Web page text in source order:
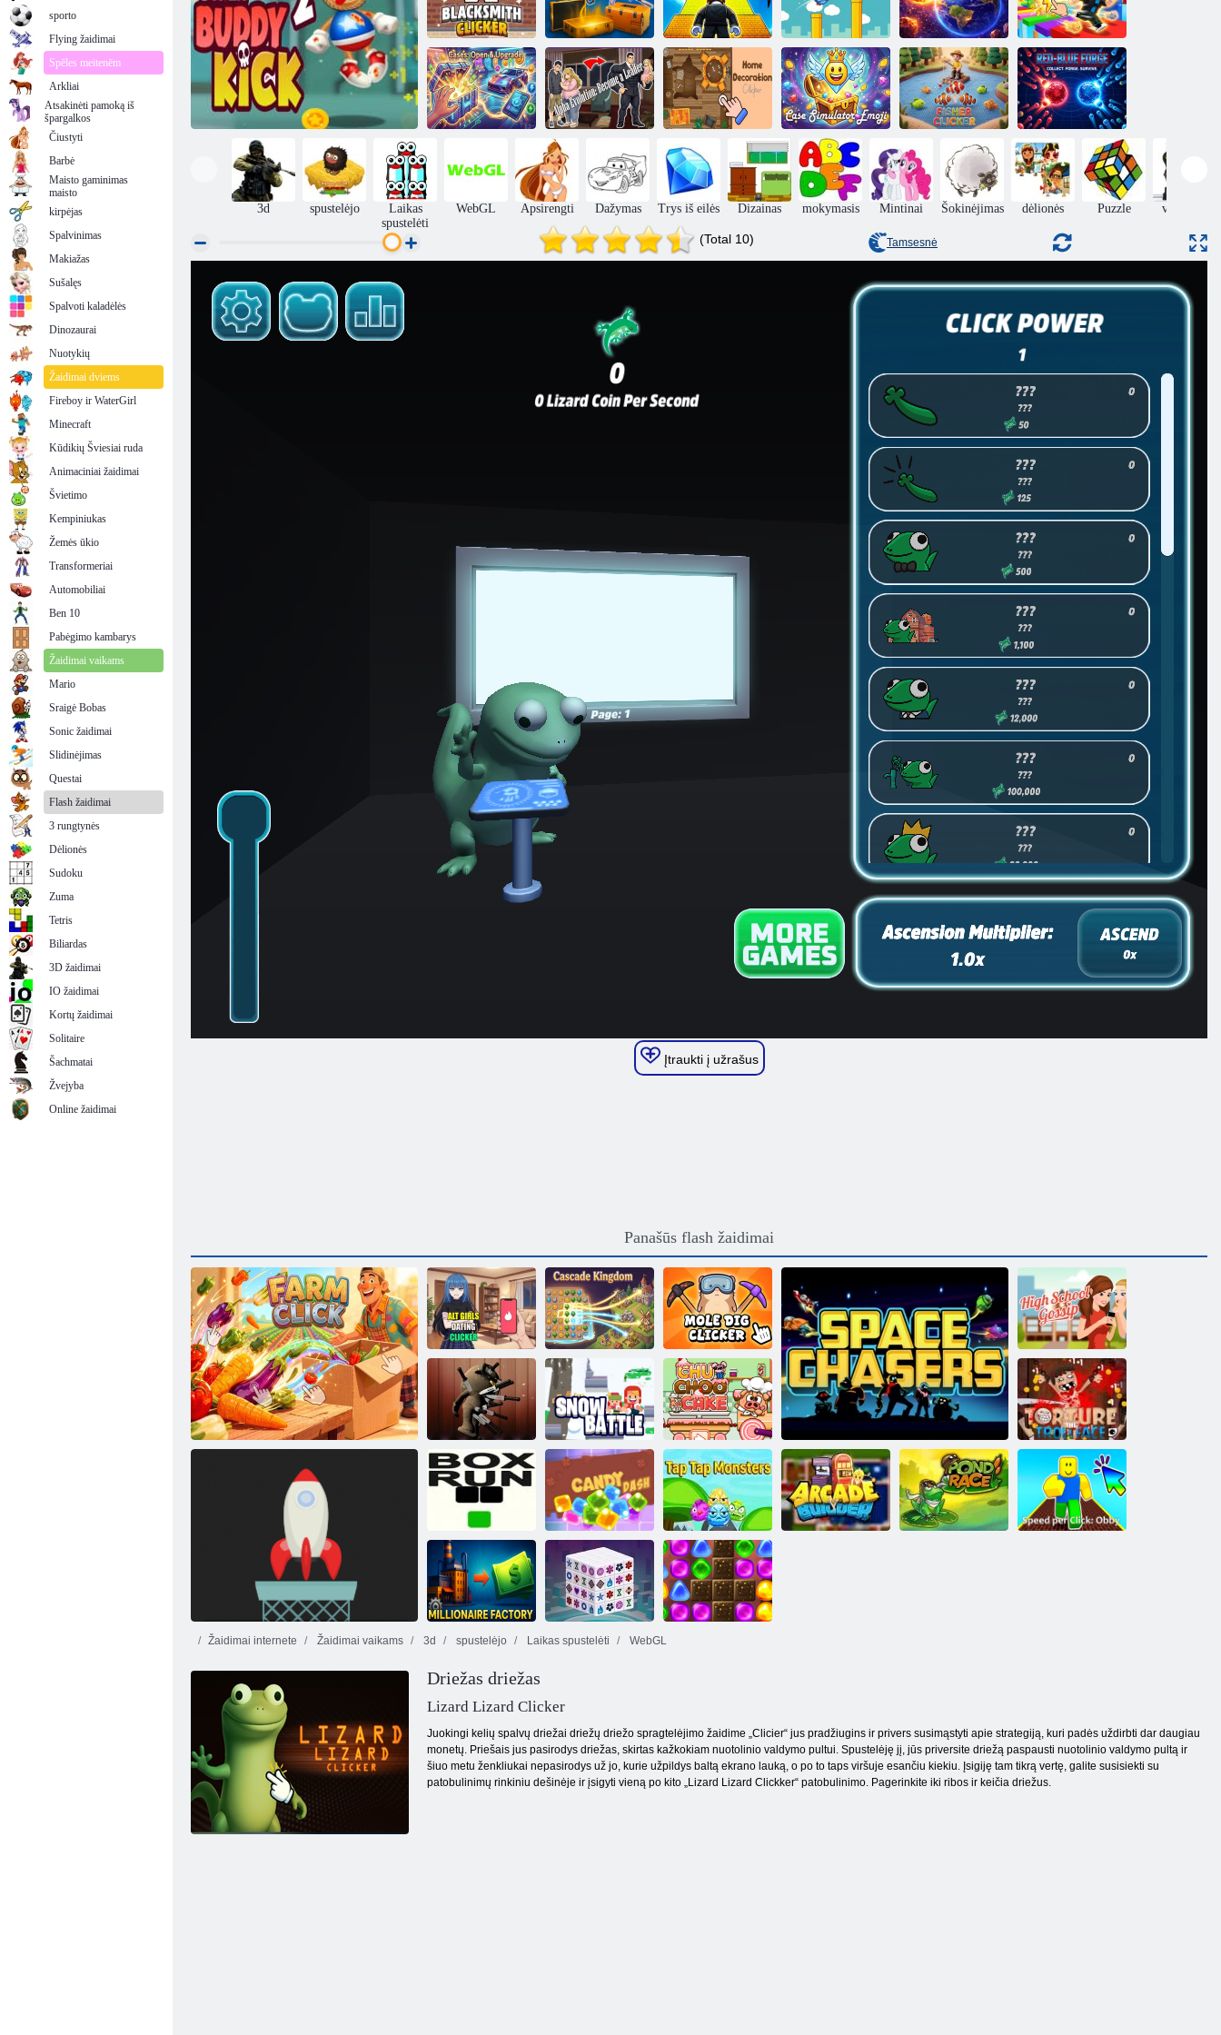
Super bičiulis 2
Kalvio kalvis
Numetimo
atvejai ir rangai
Obby: +1 šuolis
už paspaudimą
Apynių paukštis
Išsaugokite
žemę 3D
Obby
Padidinkite savo
greitį!
Atvejai:
Alfa evoliucija:
tapk lyderiu
Namų dekoro
paspaudimas
Case Simulator
jaustukas
Fisher Clicker
Raudona-mėlyna
kalvė
3d spustelėjo
Laikas
spustelėti
WebGL Apsirengti Dažymas Trys iš eilės Dizainas mokymasis Mintinai Šokinėjimas dėlionės Puzzle veiksmas
(Total 10) Tamsesnė
Įtraukti į užrašus
Panašūs flash žaidimai
Ūkio paspaudimas
Alt Girls Dating
Clicker
Kaskados
karalystė
Mole Dig
Clicker
Vidurinės
mokyklos
paskalos
Lėlių žudikas Sniego mūšis
Raketų atvartas
Chu Choo
pyragas
Kankini
Trollface
„Box Run“
Saldainių
brūkšnys
Bakstelėkite Tap
Monsters
Milijonierių
gamykla
Žaidimai internete Žaidimai vaikams 3d spustelėjo Laikas spustelėti WebGL
Driežas driežas
Lizard Lizard Clicker
Juokingi kelių spalvų driežai driežų driežo spragtelėjimo žaidime „Clicier“ jus pradžiugins ir privers susimąstyti apie strategiją, kuri padės uždirbti dar daugiau
monetų. Priešais jus pasirodys driežas, skirtas kažkokiam nuotolinio valdymo pultui. Spustelėję jį, jūs priversite driežą paspausti nuotolinio valdymo pultą ir
šiuo metu ženkliukai nepasirodys už jo, kurie užpildys baltą ekrano lauką, o po to taps viršuje esančiu kiekiu. Įsigiję tam tikrą vertę, galite susisiekti su
patobulinimų rinkiniu dešinėje ir įsigyti vieną po kito „Lizard Lizard Clickker“ patobulinimo. Pagerinkite iki ribos ir keičia driežus.
sporto
Flying žaidimai
Spēles meitenēm
Arkliai
Atsakinėti pamoką iš
špargalkos
Čiustyti
Barbė
Maisto gaminimas
maisto
kirpėjas
Spalvinimas
Makiažas
Sušalęs
Spalvoti kaladėlės
Dinozaurai
Nuotykių
Žaidimai dviems
Fireboy ir WaterGirl
Minecraft
Kūdikių Šviesiai ruda
Animaciniai žaidimai
Švietimo
Kempiniukas
Žemės ūkio
Transformeriai
Automobiliai
Ben 10
Pabėgimo kambarys
Žaidimai vaikams
Mario
Sraigė Bobas
Sonic žaidimai
Slidinėjimas
Questai
Flash žaidimai
3 rungtynės
Dėlionės
Sudoku
Zuma
Tetris
Biliardas
3D žaidimai
IO žaidimai
Kortų žaidimai
Solitaire
Šachmatai
Žvejyba
Online žaidimai